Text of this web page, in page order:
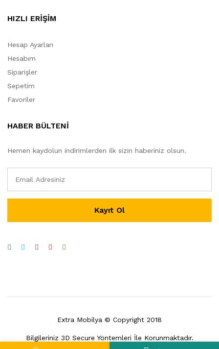
HIZLI ERİŞİM
Hesap Ayarları
Hesabım
Siparişler
Sepetim
Favoriler
HABER BÜLTENİ
Hemen kaydolun indirimlerden ilk sizin haberiniz olsun.
Extra Mobilya © Copyright 2018
Bilgileriniz 3D Secure Yöntemleri İle Korunmaktadır.